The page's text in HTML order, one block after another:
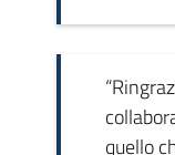
quello